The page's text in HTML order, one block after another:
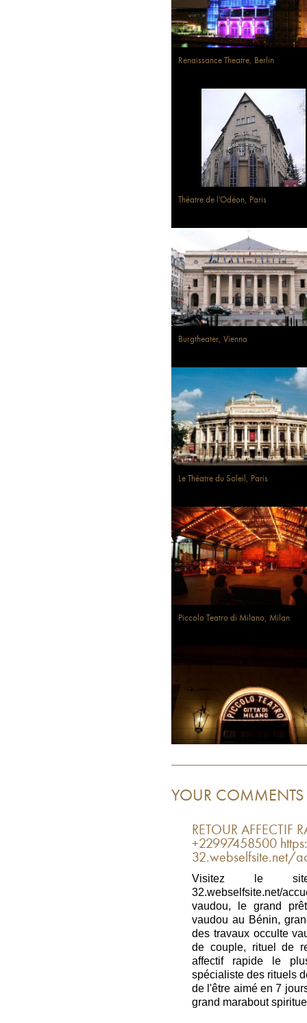
Renaissance Theatre, Berlin
Théatre de l'Odéon, Paris
Burgtheater, Vienna
Le Théatre du Soleil, Paris
Piccolo Teatro di Milano, Milan
YOUR COMMENTS
RETOUR AFFECTIF
+22997458500
32.webselfsite.net/
Visitez le site
32.webselfsite.net/
vaudou, le grand
vaudou au Bénin,
des travaux occulte
de couple, rituel de
affectif rapide le
spécialiste des rituels
de l'être aimé en 7
grand marabout